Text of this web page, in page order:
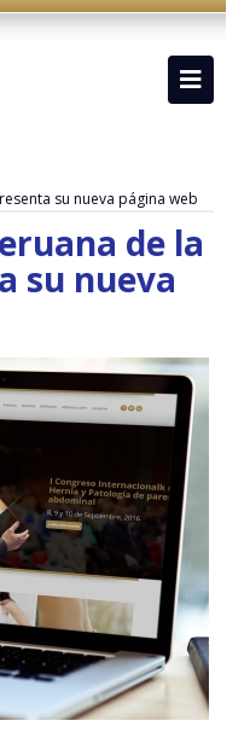
su nueva página web
de la
su nueva